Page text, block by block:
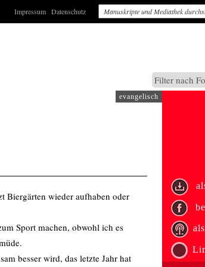
Impressum Datenschutz
evangelisch
Biergärten wieder aufhaben oder
Sport machen, obwohl ich es
besser wird, das letzte Jahr hat